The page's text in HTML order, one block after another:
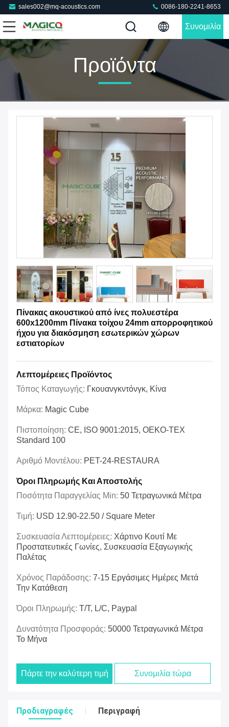
sales002@mq-acoustics.com 0086-180-2241-8653
Συνομιλία
Προϊόντα
Πίνακας ακουστικού από ίνες πολυεστέρα
600x1200mm Πίνακα τοίχου 24mm απορροφητικού
ήχου για διακόσμηση εσωτερικών χώρων
εστιατορίων
Λεπτομέρειες Προϊόντος
Τόπος Καταγωγής: Γκουανγκντόνγκ, Κίνα
Μάρκα: Magic Cube
Πιστοποίηση: CE, ISO 9001:2015, OEKO-TEX
Standard 100
Αριθμό Μοντέλου: PET-24-RESTAURA
Όροι Πληρωμής Και Αποστολής
Ποσότητα Παραγγελίας Min: 50 Τετραγωνικά Μέτρα
Τιμή: USD 12.90-22.50 / Square Meter
Συσκευασία Λεπτομέρειες: Χάρτινο Κουτί Με
Προστατευτικές Γωνίες, Συσκευασία Εξαγωγικής
Παλέτας
Χρόνος Παράδοσης: 7-15 Εργάσιμες Ημέρες Μετά
Την Κατάθεση
Όροι Πληρωμής: T/t, L/c, Paypal
Δυνατότητα Προσφοράς: 50000 Τετραγωνικά Μέτρα
Το Μήνα
Πάρτε την καλύτερη τιμή Συνομιλία τώρα
Προδιαγραφές Περιγραφή